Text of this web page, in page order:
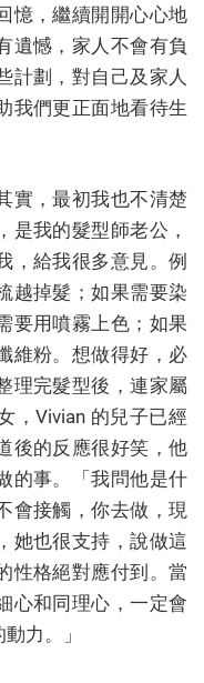
憶，繼續開開心心地
遺憾，家人不會有負
計劃，對自己及家人
我們更正面地看待生
實，最初我也不清楚
是我的髮型師老公，
，給我很多意見。例
越掉髮；如果需要染
要用噴霧上色；如果
維粉。想做得好，必
理完髮型後，連家屬
，Vivian 的兒子已經
後的反應很好笑，他
的事。「我問他是什
會接觸，你去做，現
她也很支持，說做這
性格絕對應付到。當
心和同理心，一定會
力。」